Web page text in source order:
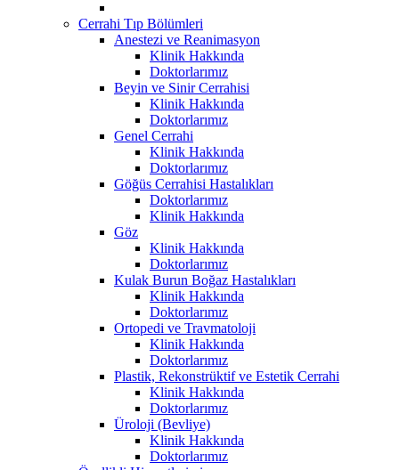
Cerrahi Tıp Bölümleri
Anestezi ve Reanimasyon
Klinik Hakkında
Doktorlarımız
Beyin ve Sinir Cerrahisi
Klinik Hakkında
Doktorlarımız
Genel Cerrahi
Klinik Hakkında
Doktorlarımız
Göğüs Cerrahisi Hastalıkları
Doktorlarımız
Klinik Hakkında
Göz
Klinik Hakkında
Doktorlarımız
Kulak Burun Boğaz Hastalıkları
Klinik Hakkında
Doktorlarımız
Ortopedi ve Travmatoloji
Klinik Hakkında
Doktorlarımız
Plastik, Rekonstrüktif ve Estetik Cerrahi
Klinik Hakkında
Doktorlarımız
Üroloji (Bevliye)
Klinik Hakkında
Doktorlarımız